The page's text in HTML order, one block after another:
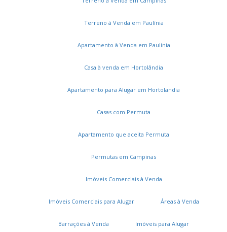
Terreno à Venda em Paulínia
Apartamento à Venda em Paulínia
Casa à venda em Hortolândia
Apartamento para Alugar em Hortolandia
Casas com Permuta
Apartamento que aceita Permuta
Permutas em Campinas
Imóveis Comerciais à Venda
Imóveis Comerciais para Alugar Áreas à Venda
Barrações à Venda Imóveis para Alugar
Encomende seu imóvel
A DUT Imóveis